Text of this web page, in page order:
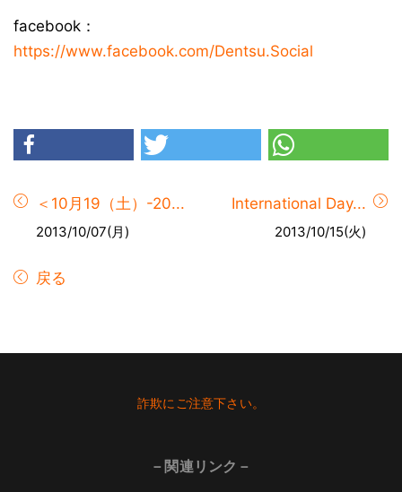
facebook：
https://www.facebook.com/Dentsu.Social
＜10月19（土）-20...
2013/10/07(月)
International Day...
2013/10/15(火)
戻る
詐欺にご注意下さい。
－関連リンク－